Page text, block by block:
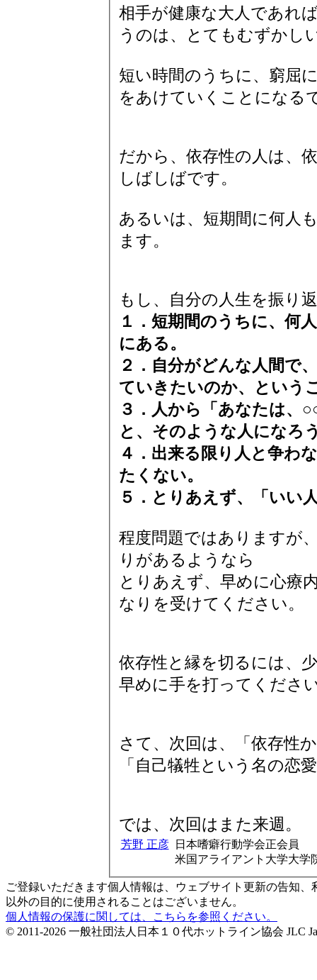
相手が健康な大人であれ
うのは、とてもむずかし
短い時間のうちに、窮屈
をあけていくことになる
だから、依存性の人は、
しばしばです。
あるいは、短期間に何人
ます。
もし、自分の人生を振り
１．短期間のうちに、何
にある。
２．自分がどんな人間で
ていきたいのか、という
３．人から「あなたは、
と、そのような人になろ
４．出来る限り人と争わ
たくない。
５．とりあえず、「いい
程度問題ではありますが
りがあるようなら
とりあえず、早めに心療
なりを受けてください。
依存性と縁を切るには、
早めに手を打ってくださ
さて、次回は、「依存性
「自己犠牲という名の恋
では、次回はまた来週。
芳野 正彦
日本嗜癖行動学会正会員
米国アライアント大学大学
ご登録いただきます個人情報は、ウェブサイト更新の告知
以外の目的に使用されることはございません。
個人情報の保護に関しては、こちらを参照ください。
© 2011-2026 一般社団法人日本１０代ホットライン協会 JLC